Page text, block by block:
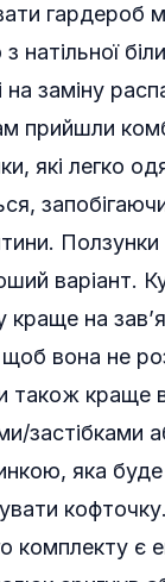
гардероб
натільної
на заміну
прийшли
які легко
варіант.
краще на
щоб вона не
також краще
застібками
яка буде
комплекту є